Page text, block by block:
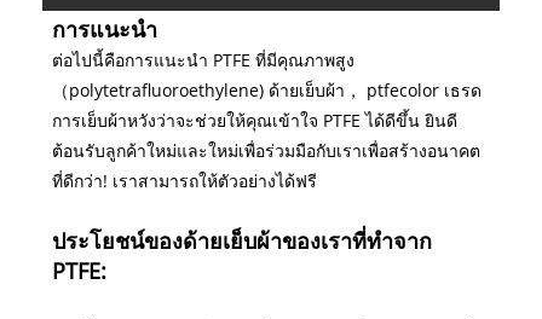
การแนะนำ
ต่อไปนี้คือการแนะนำ PTFE ที่มีคุณภาพสูง
（polytetrafluoroethylene) ด้ายเย็บผ้า， ptfecolor เธรด
การเย็บผ้าหวังว่าจะช่วยให้คุณเข้าใจ PTFE ได้ดีขึ้น ยินดี
ต้อนรับลูกค้าใหม่และใหม่เพื่อร่วมมือกับเราเพื่อสร้างอนาคต
ที่ดีกว่า! เราสามารถให้ตัวอย่างได้ฟรี
ประโยชน์ของด้ายเย็บผ้าของเราที่ทำจาก
PTFE: